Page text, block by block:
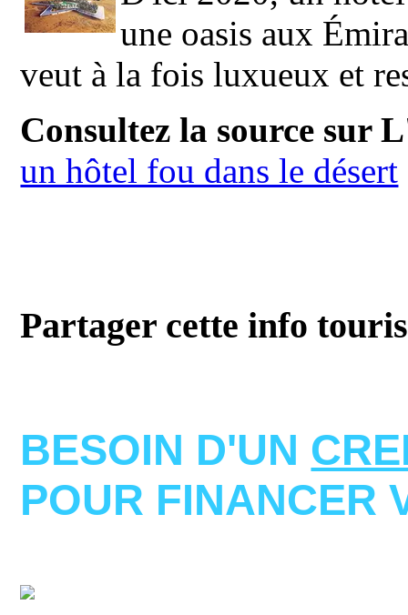
une oasis aux
veut à la fois luxueux et
Consultez la source sur
un hôtel fou dans le désert
Partager cette info
BESOIN D'UN
POUR FINANCER